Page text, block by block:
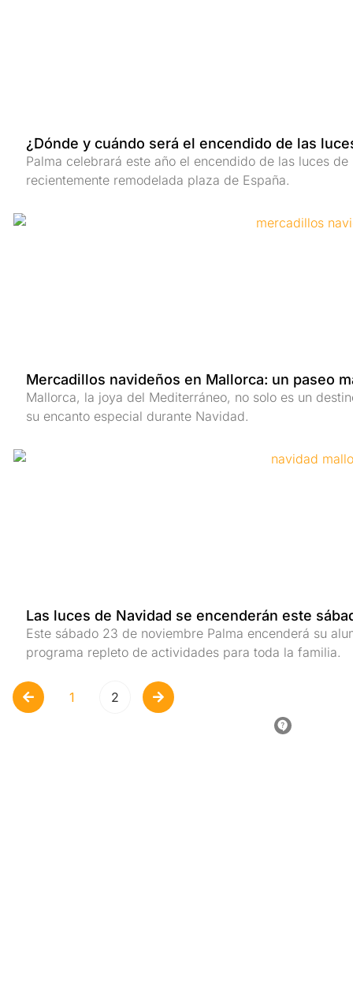
¿Dónde y cuándo será el encendido de las
Palma celebrará este año el encendido de las luces
recientemente remodelada plaza de España.
Mercadillos navideños en Mallorca: un paseo
Mallorca, la joya del Mediterráneo, no solo es un
su encanto especial durante Navidad.
Las luces de Navidad se encenderán este
Este sábado 23 de noviembre Palma encenderá su
programa repleto de actividades para toda la familia.
1 2